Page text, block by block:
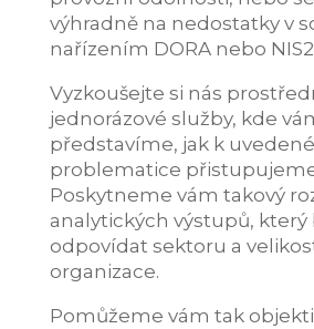
výhradně na nedostatky v
nařízením DORA nebo
Vyzkoušejte si nás
jednorázové služby, kde
představíme, jak k uvedené
problematice
Poskytneme vám takový
analytických výstupů,
odpovídat sektoru a
organizace.
Pomůžeme vám tak